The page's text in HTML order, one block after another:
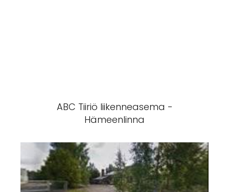
ABC Tiiriö liikenneasema -
Hämeenlinna